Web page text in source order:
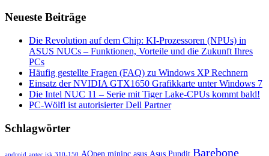
Neueste Beiträge
Die Revolution auf dem Chip: KI-Prozessoren (NPUs) in
ASUS NUCs – Funktionen, Vorteile und die Zukunft Ihres
PCs
Häufig gestellte Fragen (FAQ) zu Windows XP Rechnern
Einsatz der NVIDIA GTX1650 Grafikkarte unter Windows 7
Die Intel NUC 11 – Serie mit Tiger Lake-CPUs kommt bald!
PC-Wölfl ist autorisierter Dell Partner
Schlagwörter
android antec isk 310-150 AOpen minipc asus Asus Pundit Barebone